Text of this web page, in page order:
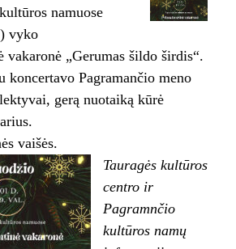
namuose
vyko
vakaronė „Gerumas šildo širdis“.
koncertavo Pagramančio meno
gerą nuotaiką kūrė
vaišės.
Tauragės kultūros
centro ir
Pagramnčio
kultūros namų